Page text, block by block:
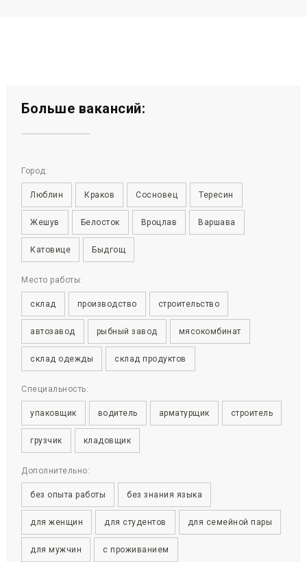
Больше вакансий:
Город:
Люблин Краков Сосновец Тересин
Жешув Белосток Вроцлав Варшава
Катовице Быдгощ
Место работы:
склад производство строительство
автозавод рыбный завод мясокомбинат
склад одежды склад продуктов
Специальность:
упаковщик водитель арматурщик строитель
грузчик кладовщик
Дополнительно:
без опыта работы без знания языка
для женщин для студентов для семейной пары
для мужчин с проживанием